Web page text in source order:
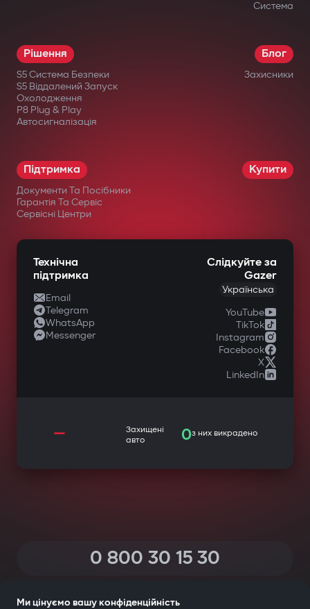
Система
Рішення
S5 Система Безпеки
S5 Віддалений Запуск
Охолодження
P8 Plug & Play
Автосигналізація
Блог
Захисники
Підтримка
Документи Та Посібники
Гарантія Та Сервіс
Сервісні Центри
Купити
Технічна
підтримка
Email
Telegram
WhatsApp
Messenger
Слідкуйте за
Gazer
Українська
YouTube
TikTok
Instagram
Facebook
X
LinkedIn
—
Захищені
авто
0з них викрадено
0 800 30 15 30
Ми цінуємо вашу конфіденційність